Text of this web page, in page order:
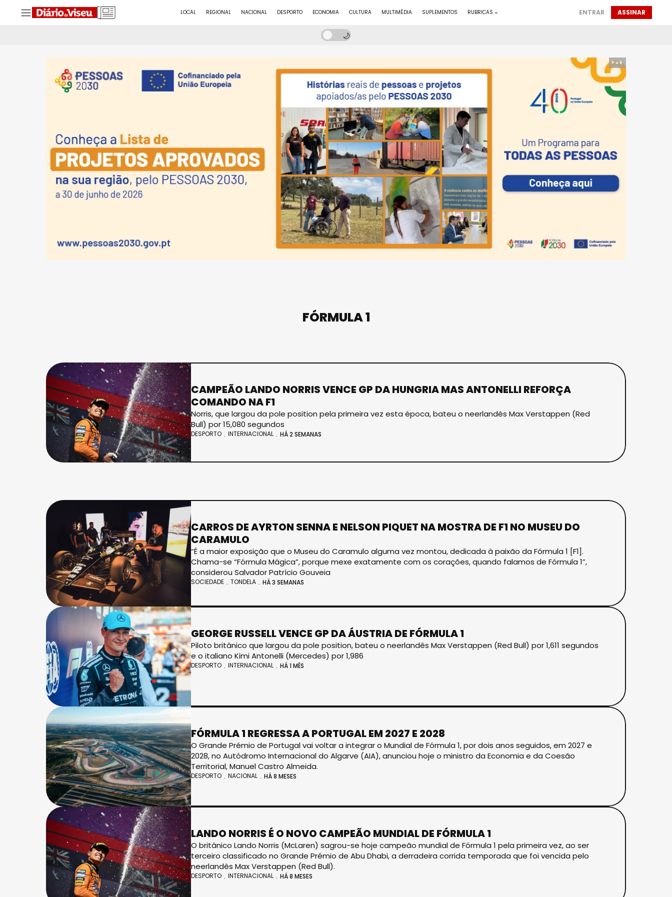
LOCAL REGIONAL NACIONAL DESPORTO ECONOMIA CULTURA MULTIMÉDIA SUPLEMENTOS RUBRICAS ENTRAR ASSINAR
Pub
FÓRMULA 1
CAMPEÃO LANDO NORRIS VENCE GP DA HUNGRIA MAS ANTONELLI REFORÇA
COMANDO NA F1
Norris, que largou da pole position pela primeira vez esta época, bateu o neerlandês Max Verstappen (Red
Bull) por 15,080 segundos
DESPORTO INTERNACIONAL HÁ 2 SEMANAS
CARROS DE AYRTON SENNA E NELSON PIQUET NA MOSTRA DE F1 NO MUSEU DO
CARAMULO
“É a maior exposição que o Museu do Caramulo alguma vez montou, dedicada à paixão da Fórmula 1 [F1].
Chama-se “Fórmula Mágica”, porque mexe exatamente com os corações, quando falamos de Fórmula 1”,
considerou Salvador Patrício Gouveia
SOCIEDADE TONDELA HÁ 3 SEMANAS
GEORGE RUSSELL VENCE GP DA ÁUSTRIA DE FÓRMULA 1
Piloto britânico que largou da pole position, bateu o neerlandês Max Verstappen (Red Bull) por 1,611 segundos
e o italiano Kimi Antonelli (Mercedes) por 1,986
DESPORTO INTERNACIONAL HÁ 1 MÊS
FÓRMULA 1 REGRESSA A PORTUGAL EM 2027 E 2028
O Grande Prémio de Portugal vai voltar a integrar o Mundial de Fórmula 1, por dois anos seguidos, em 2027 e
2028, no Autódromo Internacional do Algarve (AIA), anunciou hoje o ministro da Economia e da Coesão
Territorial, Manuel Castro Almeida.
DESPORTO NACIONAL HÁ 8 MESES
LANDO NORRIS É O NOVO CAMPEÃO MUNDIAL DE FÓRMULA 1
O britânico Lando Norris (McLaren) sagrou-se hoje campeão mundial de Fórmula 1 pela primeira vez, ao ser
terceiro classificado no Grande Prémio de Abu Dhabi, a derradeira corrida temporada que foi vencida pelo
neerlandês Max Verstappen (Red Bull).
DESPORTO INTERNACIONAL HÁ 8 MESES